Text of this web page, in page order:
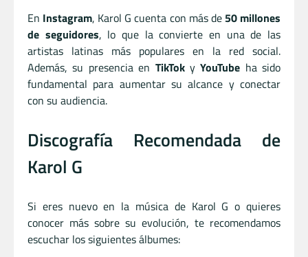
En Instagram, Karol G cuenta con más de50 millones
de seguidores, lo que la convierte en una de las
artistas latinas más populares en la red social.
Además, su presencia en TikTokyYouTube ha sido
fundamental para aumentar su alcance y conectar
con su audiencia.
Discografía Recomendada de
Karol G
Si eres nuevo en la música de Karol G o quieres
conocer más sobre su evolución, te recomendamos
escuchar los siguientes álbumes: